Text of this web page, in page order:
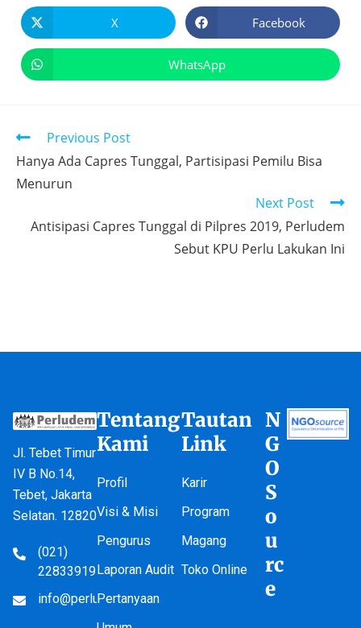
X Facebook
WhatsApp
Previous Post
Hanya Ada Capres Tunggal, Partisipasi Pemilu Bisa
Menurun
Next Post
Antisipasi Capres Tunggal di Pilpres 2019, Perludem
Sebut KPU Perlu Lakukan Ini
Jl. Tebet Timur
IV B No.14,
Tebet, Jakarta
Selatan. 12820
(021)
22833919
info@perludem.or.id
Tentang
Kami
Profil
Visi & Misi
Pengurus
Laporan Audit
Pertanyaan
Tautan
Link
Karir
Program
Magang
Toko Online
N
G
O
S
o
u
rc
e